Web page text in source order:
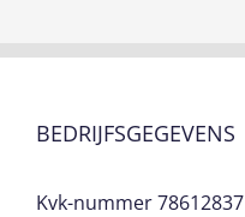
BEDRIJFSGEGEVENS
Kvk-nummer 78612837